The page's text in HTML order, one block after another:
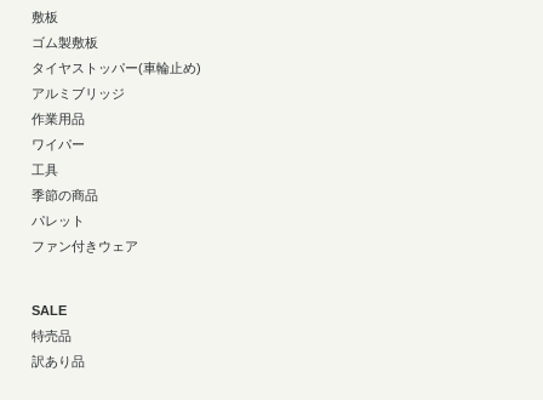
敷板
ゴム製敷板
タイヤストッパー(車輪止め)
アルミブリッジ
作業用品
ワイパー
工具
季節の商品
パレット
ファン付きウェア
SALE
特売品
訳あり品